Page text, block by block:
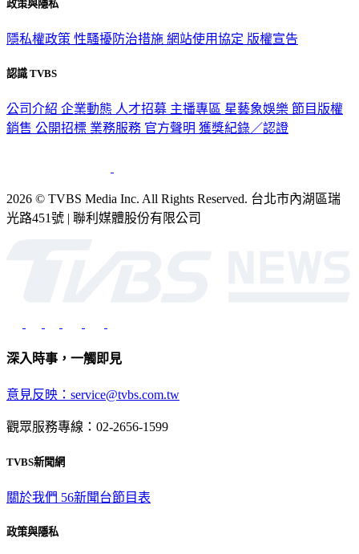
政策與隱私
隱私權政策 性騷擾防治措施 網站使用協定 版權宣告
認識 TVBS
公司介紹 企業動態 人才招募 主播專區 星藝象娛樂 節目版權
銷售 公開招標 業務服務 官方聲明 獲獎紀錄／認證
2026 © TVBS Media Inc. All Rights Reserved. 台北市內湖區瑞
光路451號 | 聯利媒體股份有限公司
深入時事，一觸即見
意見反映：service@tvbs.com.tw
觀眾服務專線：02-2656-1599
TVBS新聞網
關於我們 56新聞台節目表
政策與隱私